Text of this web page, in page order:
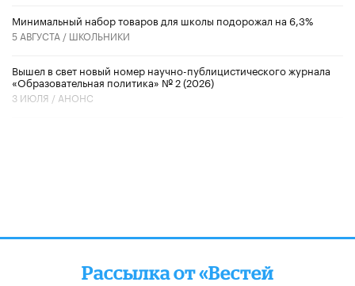
Минимальный набор товаров для школы подорожал на 6,3%
5 АВГУСТА / ШКОЛЬНИКИ
Вышел в свет новый номер научно-публицистического журнала
«Образовательная политика» № 2 (2026)
3 ИЮЛЯ / АНОНС
Рассылка от «Вестей